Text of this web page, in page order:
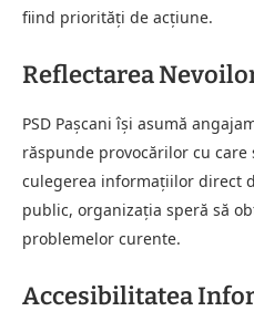
fiind priorități de acțiune.
Reflectarea
PSD Pașcani își asumă
răspunde provocărilor cu
culegerea informațiilor direct
public, organizația speră să
problemelor curente.
Accesibilitatea